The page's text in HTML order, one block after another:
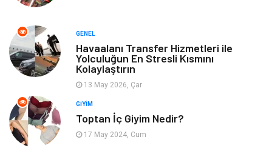
Genel Kültür Tatil
İnternet
Gayrimenkul
Astroloji Müzik
GENEL
Havaalanı Transfer Hizmetleri ile
Yolculuğun En Stresli Kısmını
Kolaylaştırın
13 May 2026, Çar
GIYIM
Toptan İç Giyim Nedir?
17 May 2024, Cum